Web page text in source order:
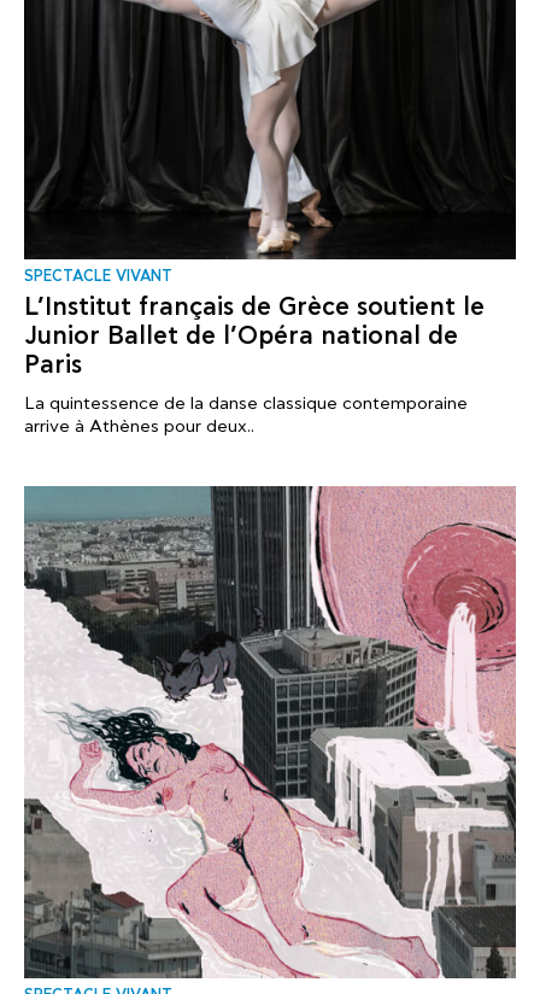
SPECTACLE VIVANT
L’Institut français de Grèce soutient le
Junior Ballet de l’Opéra national de
Paris
La quintessence de la danse classique contemporaine
arrive à Athènes pour deux..